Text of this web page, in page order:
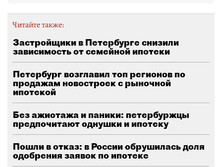
Читайте также:
Застройщики в Петербурге снизили
зависимость от семейной ипотеки
Петербург возглавил топ регионов по
продажам новостроек с рыночной
ипотекой
Без ажиотажа и паники: петербуржцы
предпочитают однушки и ипотеку
Пошли в отказ: в России обрушилась доля
одобрения заявок по ипотеке